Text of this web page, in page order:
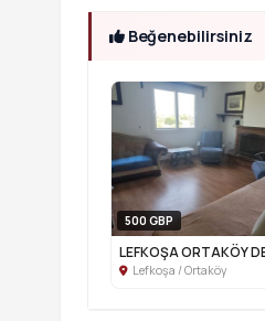
Beğenebilirsiniz
500 GBP
Lefkoşa / Ortaköy